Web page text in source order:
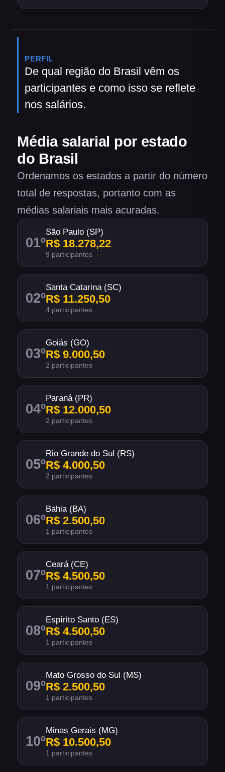
PERFIL
De qual região do Brasil vêm os
participantes e como isso se reflete
nos salários.
Média salarial por estado
do Brasil
Ordenamos os estados a partir do número
total de respostas, portanto com as
médias salariais mais acuradas.
01º
São Paulo (SP)
R$ 18.278,22
9 participantes
02º
Santa Catarina (SC)
R$ 11.250,50
4 participantes
03º
Goiás (GO)
R$ 9.000,50
2 participantes
04º
Paraná (PR)
R$ 12.000,50
2 participantes
05º
Rio Grande do Sul (RS)
R$ 4.000,50
2 participantes
06º
Bahia (BA)
R$ 2.500,50
1 participantes
07º
Ceará (CE)
R$ 4.500,50
1 participantes
08º
Espírito Santo (ES)
R$ 4.500,50
1 participantes
09º
Mato Grosso do Sul (MS)
R$ 2.500,50
1 participantes
10º
Minas Gerais (MG)
R$ 10.500,50
1 participantes